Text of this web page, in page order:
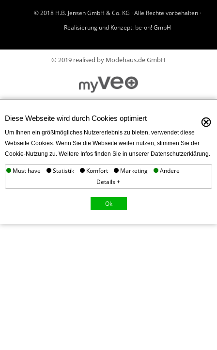
© 2018 H.B. Jensen GmbH & Co. KG · Alle Rechte vorbehalten ·
Realisierung und Konzept: be-on! GmbH
© 2019 realised by Modehaus.de GmbH
Diese Webseite wird durch Cookies optimiert ⊗
Um Ihnen ein größtmögliches Nutzererlebnis zu bieten, verwendet diese
Webseite Cookies. Wenn Sie die Webseite weiter nutzen, stimmen Sie der
Cookie-Nutzung zu. Weitere Infos finden Sie in unserer Datenschutzerklärung.
Must have Statistik Komfort Marketing
Andere
Details +
Ok